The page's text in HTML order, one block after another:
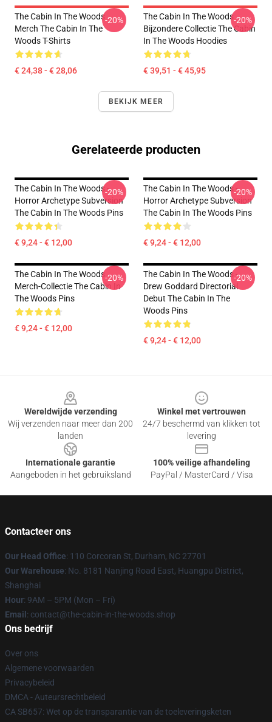
The Cabin In The Woods
Merch The Cabin In The
Woods T-Shirts
€ 24,38 - € 28,06
-20%
The Cabin In The Woods
Bijzondere Collectie The Cabin
In The Woods Hoodies
€ 39,51 - € 45,95
-20%
BEKIJK MEER
Gerelateerde producten
The Cabin In The Woods -
Horror Archetype Subversion
The Cabin In The Woods Pins
€ 9,24 - € 12,00
-20%
The Cabin In The Woods -
Horror Archetype Subversion
The Cabin In The Woods Pins
€ 9,24 - € 12,00
-20%
The Cabin In The Woods
Merch-Collectie The Cabin In
The Woods Pins
€ 9,24 - € 12,00
-20%
The Cabin In The Woods -
Drew Goddard Directorial
Debut The Cabin In The
Woods Pins
€ 9,24 - € 12,00
-20%
Wereldwijde verzending
Wij verzenden naar meer dan 200
landen
Winkel met vertrouwen
24/7 beschermd van klikken tot
levering
Internationale garantie
Aangeboden in het gebruiksland
100% veilige afhandeling
PayPal / MasterCard / Visa
Contacteer ons
Our Head Office: 110 Corcoran St, Durham, NC 27701
Our Warehouse: No. 8181 Nanjing Road East, Huangpu District,
Shanghai
Hour: 9AM – 5PM (Mon – Fri)
Email : contact@the-cabin-in-the-woods.shop
Ons bedrijf
Over ons
Algemene voorwaarden
Privacybeleid
DMCA - Auteursrechtbeleid
CA SB657: Wet op de transparantie van de toeleveringsketen